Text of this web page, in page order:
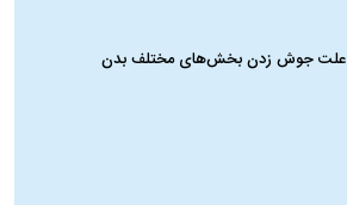
علت جوش زدن بخش‌های مختلف بدن